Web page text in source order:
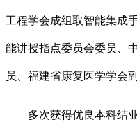
工程学会成组取智能集成
能讲授指点委员会委员、
员、福建省康复医学学会
多次获得优良本科结业